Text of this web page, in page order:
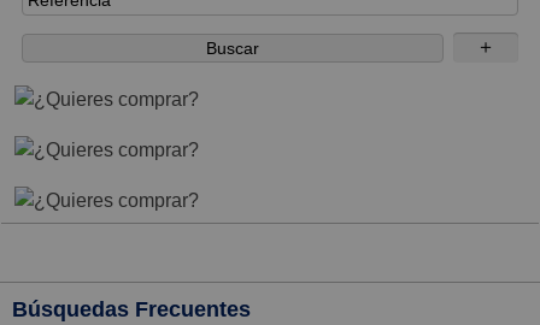
Buscar ＋
¿Quieres comprar?
¿Quieres comprar?
Búsquedas Frecuentes